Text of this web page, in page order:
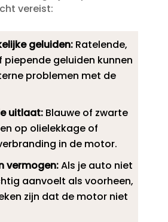
vereist:
geluiden:Ratelende,
piepende geluiden kunnen
problemen met de
uitlaat:Blauwe of zwarte
op olielekkage of
in de motor.​
vermogen:Als je auto niet
aanvoelt als voorheen,
zijn dat de motor niet